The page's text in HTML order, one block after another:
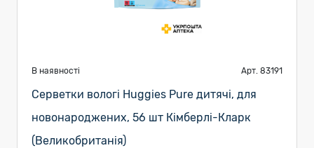
В наявності Арт. 83191
Серветки вологі Huggies Pure дитячі, для
новонароджених, 56 шт Кімберлі-Кларк
(Великобританія)